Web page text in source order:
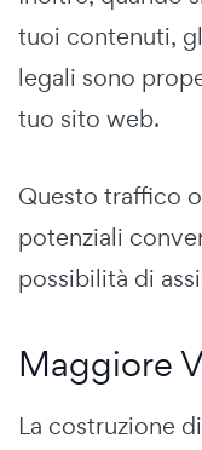
tuoi contenuti,
legali sono
tuo sito web.
Questo traffico
potenziali
possibilità di
Maggiore
La costruzione